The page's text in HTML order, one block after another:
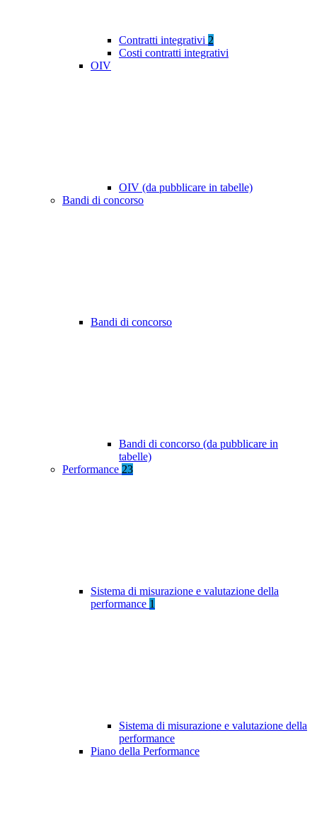
Contratti integrativi 2
Costi contratti integrativi
OIV
OIV (da pubblicare in tabelle)
Bandi di concorso
Bandi di concorso
Bandi di concorso (da pubblicare in
tabelle)
Performance 23
Sistema di misurazione e valutazione della
performance 1
Sistema di misurazione e valutazione della
performance
Piano della Performance